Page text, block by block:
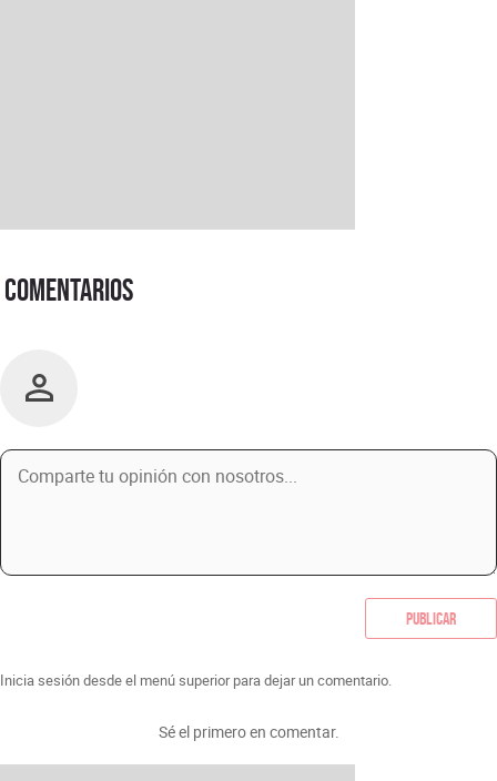
Comentarios
Publicar
Inicia sesión desde el menú superior para dejar un comentario.
Sé el primero en comentar.